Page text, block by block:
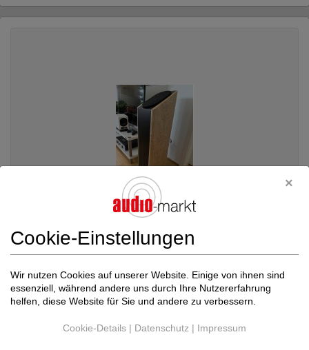
HeedGrand Enigma
Standlautsprecher
Neupreis: 5.890 €
3.300 €
Cookie-Einstellungen
Wir nutzen Cookies auf unserer Website. Einige von ihnen sind
essenziell, während andere uns durch Ihre Nutzererfahrung
helfen, diese Website für Sie und andere zu verbessern.
Cookie-Details | Datenschutz | Impressum